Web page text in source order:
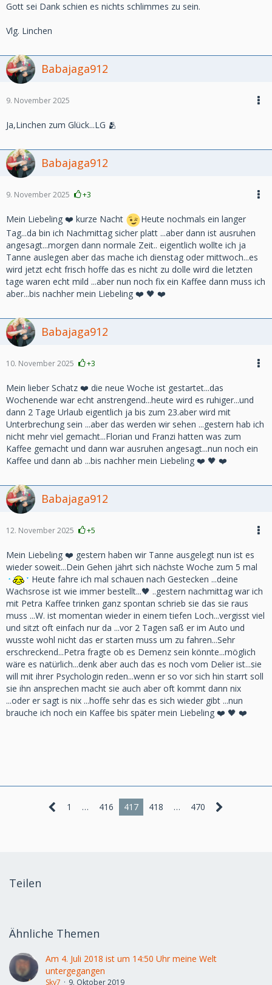
Gott sei Dank schien es nichts schlimmes zu sein.
Vlg. Linchen
Babajaga912
9. November 2025
Ja,Linchen zum Glück...LG 🫂
Babajaga912
9. November 2025 +3
Mein Liebeling ❤️ kurze Nacht
Heute nochmals ein langer
Tag...da bin ich Nachmittag sicher platt ...aber dann ist ausruhen
angesagt...morgen dann normale Zeit.. eigentlich wollte ich ja
Tanne auslegen aber das mache ich dienstag oder mittwoch...es
wird jetzt echt frisch hoffe das es nicht zu dolle wird die letzten
tage waren echt mild ...aber nun noch fix ein Kaffee dann muss ich
aber...bis nachher mein Liebeling ❤️ 🖤 ❤️
Babajaga912
10. November 2025 +3
Mein lieber Schatz ❤️ die neue Woche ist gestartet...das
Wochenende war echt anstrengend...heute wird es ruhiger...und
dann 2 Tage Urlaub eigentlich ja bis zum 23.aber wird mit
Unterbrechung sein ...aber das werden wir sehen ...gestern hab ich
nicht mehr viel gemacht...Florian und Franzi hatten was zum
Kaffee gemacht und dann war ausruhen angesagt...nun noch ein
Kaffee und dann ab ...bis nachher mein Liebeling ❤️ 🖤 ❤️
Babajaga912
12. November 2025 +5
Mein Liebeling ❤️ gestern haben wir Tanne ausgelegt nun ist es
wieder soweit...Dein Gehen jährt sich nächste Woche zum 5 mal
Heute fahre ich mal schauen nach Gestecken ...deine
Wachsrose ist wie immer bestellt...🖤 ..gestern nachmittag war ich
mit Petra Kaffee trinken ganz spontan schrieb sie das sie raus
muss ...W. ist momentan wieder in einem tiefen Loch...vergisst viel
und sitzt oft einfach nur da ...vor 2 Tagen saß er im Auto und
wusste wohl nicht das er starten muss um zu fahren...Sehr
erschreckend...Petra fragte ob es Demenz sein könnte...möglich
wäre es natürlich...denk aber auch das es noch vom Delier ist...sie
will mit ihrer Psychologin reden...wenn er so vor sich hin starrt soll
sie ihn ansprechen macht sie auch aber oft kommt dann nix
...oder er sagt is nix ...hoffe sehr das es sich wieder gibt ...nun
brauche ich noch ein Kaffee bis später mein Liebeling ❤️ 🖤 ❤️
1 … 416 417 418 … 470
Teilen
Ähnliche Themen
Am 4. Juli 2018 ist um 14:50 Uhr meine Welt
untergegangen
Sky7 9. Oktober 2019